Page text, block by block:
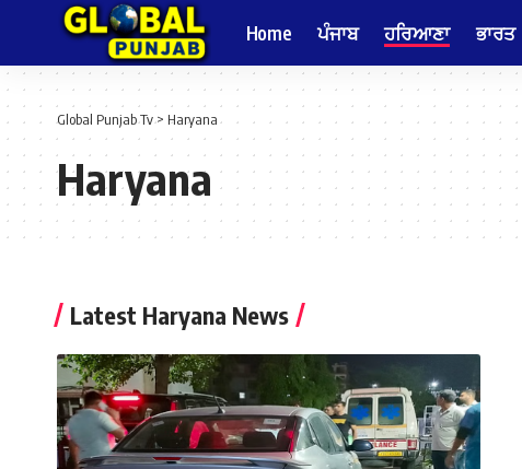
Home ਪੰਜਾਬ ਹਰਿਆਣਾ ਭਾਰਤ
Global Punjab Tv> Haryana
Haryana
Latest Haryana News